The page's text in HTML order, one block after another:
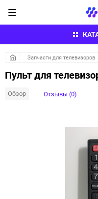
Запчасти для телевизоров
Пульт для
Обзор Отзывы (0)